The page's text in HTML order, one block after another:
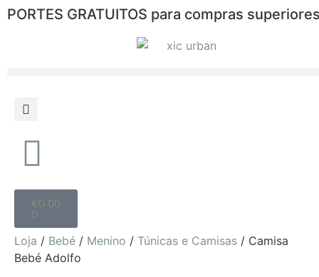
PORTES GRATUITOS para compras
€0.00
0
Loja / Bebé / Menino / Túnicas e Camisas / Camisa
Bebé Adolfo